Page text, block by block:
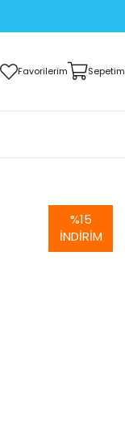
Favorilerim Sepetim
%15
İNDIRIM